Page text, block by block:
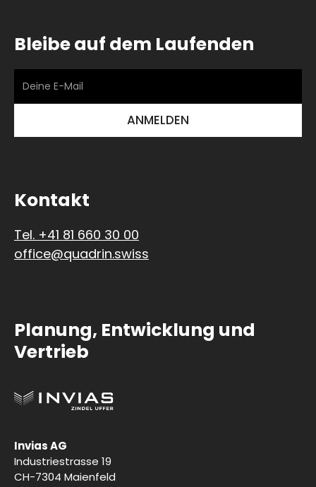
Bleibe auf dem Laufenden
Kontakt
Tel. +41 81 660 30 00
office@quadrin.swiss
Planung, Entwicklung und
Vertrieb
Invias AG
Industriestrasse 19
CH-7304 Maienfeld